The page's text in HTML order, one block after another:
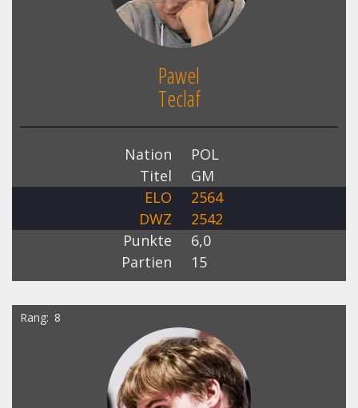
Pawel
Teclaf
Nation
POL
Titel
GM
ELO
2564
DWZ
2542
Punkte
6,0
Partien
15
Rang 8